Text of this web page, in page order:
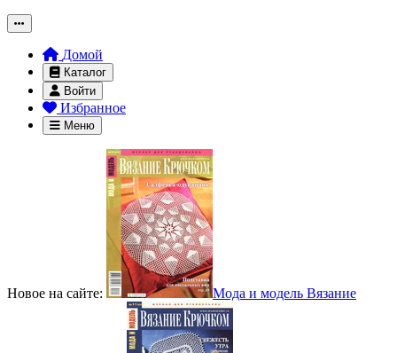
Домой
Каталог
Войти
Избранное
Меню
Новое на сайте: Мода и модель Вязание